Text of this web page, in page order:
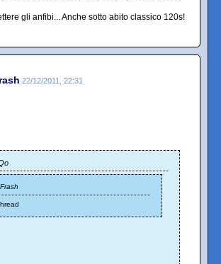
gli anfibi... Anche sotto abito classico 120s!
22/12/2011, 22:31